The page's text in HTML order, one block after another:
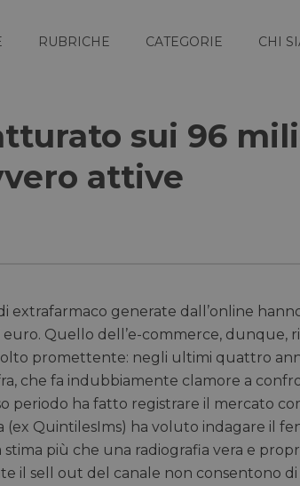
RUBRICHE CATEGORIE CHI
sui 96
attive
extrafarmaco generate dall’online
euro. Quello dell’e-commerce, dunque,
promettente: negli ultimi quattro
che fa indubbiamente clamore a
periodo ha fatto registrare il mercato
(ex QuintilesIms) ha voluto indagare il
più che una radiografia vera e
il sell out del canale non consentono